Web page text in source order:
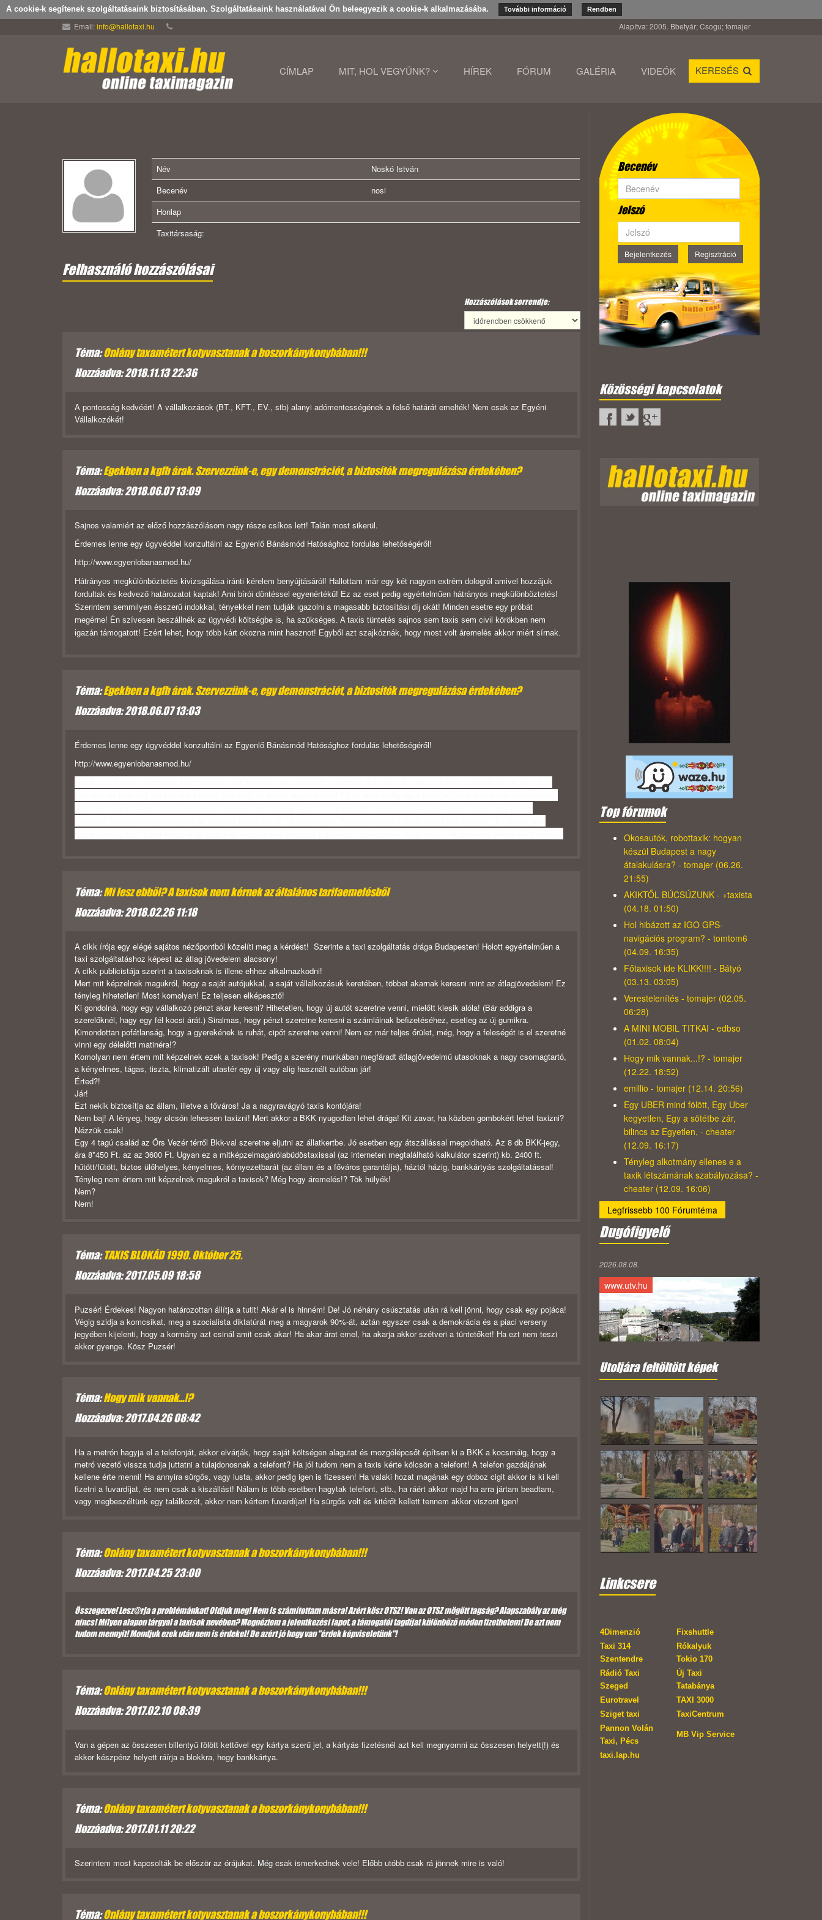
A cookie-k segítenek szolgáltatásaink biztosításában. Szolgáltatásaink használatával Ön beleegyezik a cookie-k alkalmazásába. További információ Rendben
Email:info@hallotaxi.hu Alapítva: 2005. Bbetyár; Csogu; tomajer
CÍMLAP MIT, HOL VEGYÜNK? HÍREK FÓRUM GALÉRIA VIDEÓK KERESÉS
Név
Noskó István
Becenév
nosi
Honlap
Taxitársaság:
Felhasználó hozzászólásai
Hozzászólások sorrendje:
Téma:Onlány taxamétert kotyvasztanak a boszorkánykonyhában!!!
Hozzáadva: 2018.11.13 22:36
A pontosság kedvéért! A vállalkozások (BT., KFT., EV., stb) alanyi adómentességének a felső határát emelték! Nem csak az Egyéni
Vállalkozókét!
Téma:Egekben a kgfb árak. Szervezzünk-e, egy demonstrációt, a biztosítók megregulázása érdekében?
Hozzáadva: 2018.06.07 13:09
Sajnos valamiért az előző hozzászólásom nagy része csíkos lett! Talán most sikerül.
Érdemes lenne egy ügyvéddel konzultálni az Egyenlő Bánásmód Hatósághoz fordulás lehetőségéről!
http://www.egyenlobanasmod.hu/
Hátrányos megkülönböztetés kivizsgálása iránti kérelem benyújtásáról! Hallottam már egy két nagyon extrém dologról amivel hozzájuk
fordultak és kedvező határozatot kaptak! Ami bírói döntéssel egyenértékű! Ez az eset pedig egyértelműen hátrányos megkülönböztetés!
Szerintem semmilyen ésszerű indokkal, tényekkel nem tudják igazolni a magasabb biztosítási díj okát! Minden esetre egy próbát
megérne! Én szívesen beszállnék az ügyvédi költségbe is, ha szükséges. A taxis tüntetés sajnos sem taxis sem civil körökben nem
igazán támogatott! Ezért lehet, hogy több kárt okozna mint hasznot! Egyből azt szajkóznák, hogy most volt áremelés akkor miért sírnak.
Téma:Egekben a kgfb árak. Szervezzünk-e, egy demonstrációt, a biztosítók megregulázása érdekében?
Hozzáadva: 2018.06.07 13:03
Érdemes lenne egy ügyvéddel konzultálni az Egyenlő Bánásmód Hatósághoz fordulás lehetőségéről!
http://www.egyenlobanasmod.hu/
Téma:Mi lesz ebből? A taxisok nem kérnek az általános tarifaemelésből
Hozzáadva: 2018.02.26 11:18
A cikk írója egy elégé sajátos nézőpontból közelíti meg a kérdést! Szerinte a taxi szolgáltatás drága Budapesten! Holott egyértelműen a
taxi szolgáltatáshoz képest az átlag jövedelem alacsony!
A cikk publicistája szerint a taxisoknak is illene ehhez alkalmazkodni!
Mert mit képzelnek magukról, hogy a saját autójukkal, a saját vállalkozásuk keretében, többet akarnak keresni mint az átlagjövedelem! Ez
tényleg hihetetlen! Most komolyan! Ez teljesen elképesztő!
Ki gondolná, hogy egy vállalkozó pénzt akar keresni? Hihetetlen, hogy új autót szeretne venni, mielőtt kiesik alóla! (Bár addigra a
szerelőknél, hagy egy fél kocsi árát.) Siralmas, hogy pénzt szeretne keresni a számláinak befizetéséhez, esetleg az új gumikra.
Kimondottan pofátlanság, hogy a gyerekének is ruhát, cipőt szeretne venni! Nem ez már teljes őrület, még, hogy a feleségét is el szeretné
vinni egy délelőtti matinéra!?
Komolyan nem értem mit képzelnek ezek a taxisok! Pedig a szerény munkában megfáradt átlagjövedelmű utasoknak a nagy csomagtartó,
a kényelmes, tágas, tiszta, klimatizált utastér egy új vagy alig használt autóban jár!
Érted?!
Jár!
Ezt nekik biztosítja az állam, illetve a főváros! Ja a nagyravágyó taxis kontójára!
Nem baj! A lényeg, hogy olcsón lehessen taxizni! Mert akkor a BKK nyugodtan lehet drága! Kit zavar, ha közben gombokért lehet taxizni?
Nézzük csak!
Egy 4 tagú család az Őrs Vezér térről Bkk-val szeretne eljutni az állatkertbe. Jó esetben egy átszállással megoldható. Az 8 db BKK-jegy,
ára 8*450 Ft. az az 3600 Ft. Ugyan ez a mitképzelmagárólabüdöstaxissal (az interneten megtalálható kalkulátor szerint) kb. 2400 ft.
hűtött/fűtött, biztos ülőhelyes, kényelmes, környezetbarát (az állam és a főváros garantálja), háztól házig, bankkártyás szolgáltatással!
Tényleg nem értem mit képzelnek magukról a taxisok? Még hogy áremelés!? Tök hülyék!
Nem?
Nem!
Téma:TAXIS BLOKÁD 1990. Október 25.
Hozzáadva: 2017.05.09 18:58
Puzsér! Érdekes! Nagyon határozottan állítja a tutit! Akár el is hinném! De! Jó néhány csúsztatás után rá kell jönni, hogy csak egy pojáca!
Végig szidja a komcsikat, meg a szocialista diktatúrát meg a magyarok 90%-át, aztán egyszer csak a demokrácia és a piaci verseny
jegyében kijelenti, hogy a kormány azt csinál amit csak akar! Ha akar árat emel, ha akarja akkor szétveri a tüntetőket! Ha ezt nem teszi
akkor gyenge. Kösz Puzsér!
Téma:Hogy mik vannak...!?
Hozzáadva: 2017.04.26 08:42
Ha a metrón hagyja el a telefonját, akkor elvárják, hogy saját költségen alagutat és mozgólépcsőt építsen ki a BKK a kocsmáig, hogy a
metró vezető vissza tudja juttatni a tulajdonosnak a telefont? Ha jól tudom nem a taxis kérte kölcsön a telefont! A telefon gazdájának
kellene érte menni! Ha annyira sürgős, vagy lusta, akkor pedig igen is fizessen! Ha valaki hozat magának egy doboz cigit akkor is ki kell
fizetni a fuvardíjat, és nem csak a kiszállást! Nálam is több esetben hagytak telefont, stb., ha ráért akkor majd ha arra jártam beadtam,
vagy megbeszéltünk egy találkozót, akkor nem kértem fuvardíjat! Ha sürgős volt és kitérőt kellett tennem akkor viszont igen!
Téma:Onlány taxamétert kotyvasztanak a boszorkánykonyhában!!!
Hozzáadva: 2017.04.25 23:00
Összegezve! Lesz@rja a problémánkat! Oldjuk meg! Nem is számítottam másra! Azért kösz OTSZ! Van az OTSZ mögött tagság? Alapszabály az még
nincs! Milyen alapon tárgyal a taxisok nevében? Megnéztem a jelentkezési lapot, a támogatói tagdíjat különböző módon fizethetem! De azt nem
tudom mennyit! Mondjuk ezek után nem is érdekel! De azért jó hogy van "érdek képviseletünk"!
Téma:Onlány taxamétert kotyvasztanak a boszorkánykonyhában!!!
Hozzáadva: 2017.02.10 08:39
Van a gépen az összesen billentyű fölött kettővel egy kártya szerű jel, a kártyás fizetésnél azt kell megnyomni az összesen helyett(!) és
akkor készpénz helyett ráírja a blokkra, hogy bankkártya.
Téma:Onlány taxamétert kotyvasztanak a boszorkánykonyhában!!!
Hozzáadva: 2017.01.11 20:22
Szerintem most kapcsolták be először az órájukat. Még csak ismerkednek vele! Előbb utóbb csak rá jönnek mire is való!
Téma:Onlány taxamétert kotyvasztanak a boszorkánykonyhában!!!
Becenév
Jelszó
Bejelentkezés Regisztráció
Közösségi kapcsolatok
Top fórumok
Okosautók, robottaxik: hogyan
készül Budapest a nagy
átalakulásra? - tomajer (06.26.
21:55)
AKIKTŐL BÚCSÚZUNK - +taxista
(04.18. 01:50)
Hol hibázott az IGO GPS-
navigációs program? - tomtom6
(04.09. 16:35)
Főtaxisok ide KLIKK!!!! - Bátyó
(03.13. 03:05)
Verestelenítés - tomajer (02.05.
06:28)
A MINI MOBIL TITKAI - edbso
(01.02. 08:04)
Hogy mik vannak...!? - tomajer
(12.22. 18:52)
emillio - tomajer (12.14. 20:56)
Egy UBER mind fölött, Egy Uber
kegyetlen, Egy a sötétbe zár,
bilincs az Egyetlen, - cheater
(12.09. 16:17)
Tényleg alkotmány ellenes e a
taxik létszámának szabályozása? -
cheater (12.09. 16:06)
Legfrissebb 100 Fórumtéma
Dugófigyelő
2026.08.08.
www.utv.hu
Utoljára feltöltött képek
Linkcsere
4Dimenzió
Fixshuttle
Taxi 314
Szentendre
Rókalyuk
Tokio 170
Rádió Taxi
Szeged
Új Taxi
Tatabánya
Eurotravel
TAXI 3000
Sziget taxi
TaxiCentrum
Pannon Volán
Taxi, Pécs
MB Vip Service
taxi.lap.hu